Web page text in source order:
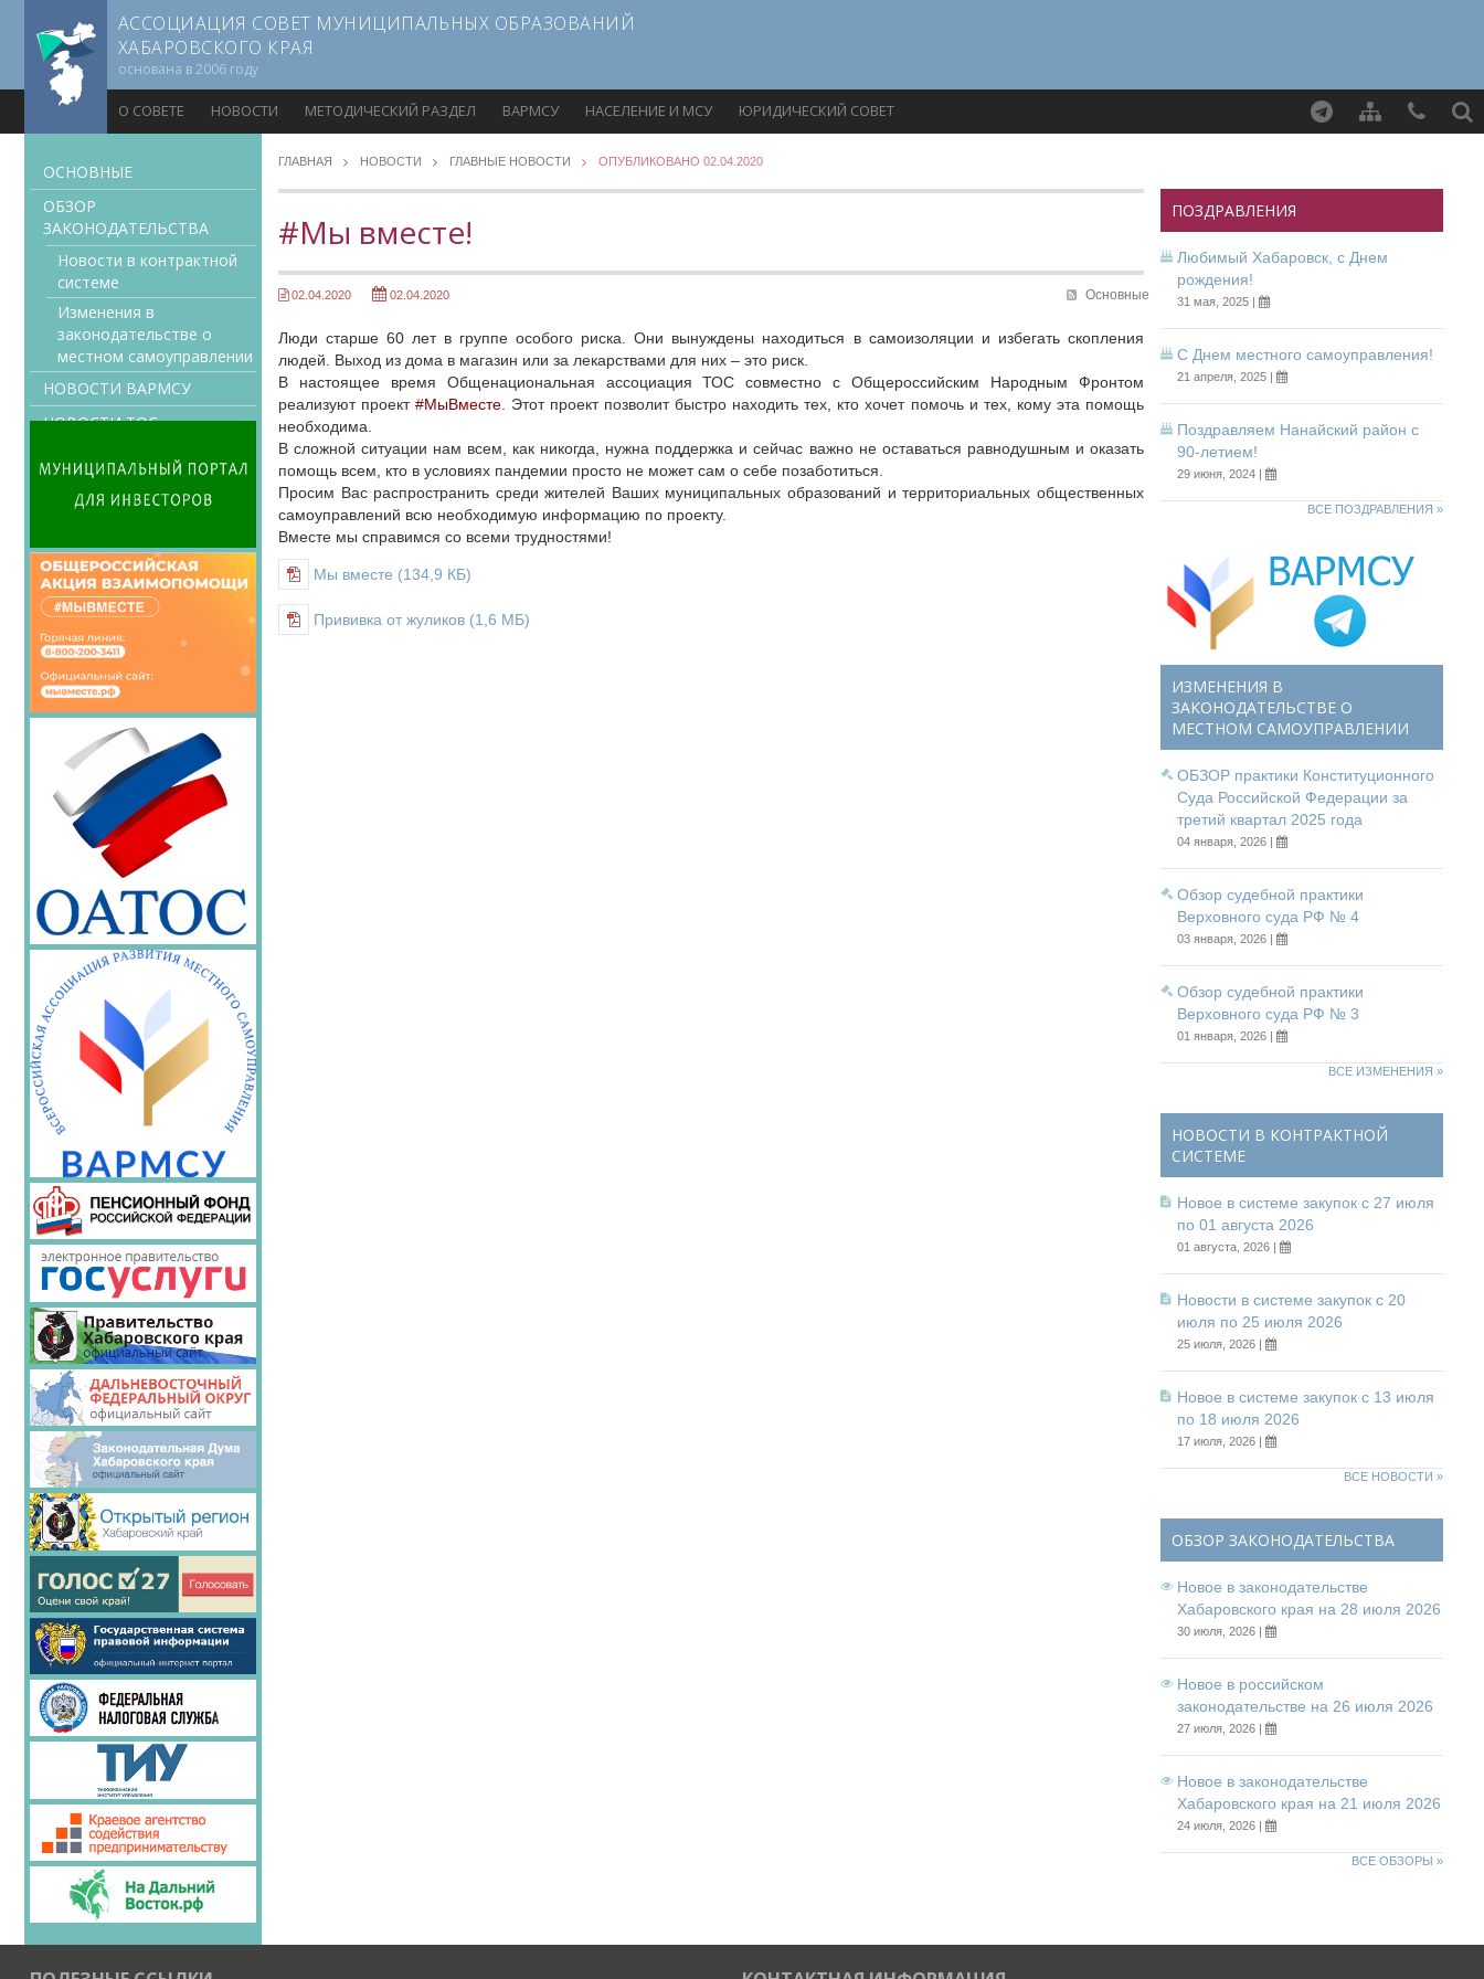
АССОЦИАЦИЯ СОВЕТ МУНИЦИПАЛЬНЫХ ОБРАЗОВАНИЙ
ХАБАРОВСКОГО КРАЯ
основана в 2006 году
О СОВЕТЕ НОВОСТИ МЕТОДИЧЕСКИЙ РАЗДЕЛ ВАРМСУ НАСЕЛЕНИЕ И МСУ ЮРИДИЧЕСКИЙ СОВЕТ
ОСНОВНЫЕ
ОБЗОР
ЗАКОНОДАТЕЛЬСТВА
Новости в контрактной
системе
Изменения в
законодательстве о
местном самоуправлении
НОВОСТИ ВАРМСУ
НОВОСТИ ТОС
ЗАСЕДАНИЯ СЪЕЗДОВ,
ПРАВЛЕНИЙ, КОМИТЕТОВ
НОВОСТИ
ПОЗДРАВЛЕНИЯ
ГЛАВНАЯ НОВОСТИ ГЛАВНЫЕ НОВОСТИ ОПУБЛИКОВАНО 02.04.2020
#Мы вместе!
02.04.2020 02.04.2020 Основные
Люди старше 60 лет в группе особого риска. Они вынуждены находиться в самоизоляции и избегать скопления
людей. Выход из дома в магазин или за лекарствами для них – это риск.
В настоящее время Общенациональная ассоциация ТОС совместно с Общероссийским Народным Фронтом
реализуют проект#МыВместе . Этот проект позволит быстро находить тех, кто хочет помочь и тех, кому эта помощь
необходима.
В сложной ситуации нам всем, как никогда, нужна поддержка и сейчас важно не оставаться равнодушным и оказать
помощь всем, кто в условиях пандемии просто не может сам о себе позаботиться.
Просим Вас распространить среди жителей Ваших муниципальных образований и территориальных общественных
самоуправлений всю необходимую информацию по проекту.
Вместе мы справимся со всеми трудностями!
Мы вместе (134,9 КБ)
Прививка от жуликов (1,6 МБ)
ПОЗДРАВЛЕНИЯ
Любимый Хабаровск, с Днем
рождения!
31 мая, 2025 |
С Днем местного самоуправления!
21 апреля, 2025 |
Поздравляем Нанайский район с
90-летием!
29 июня, 2024 |
ВСЕ ПОЗДРАВЛЕНИЯ »
ИЗМЕНЕНИЯ В
ЗАКОНОДАТЕЛЬСТВЕ О
МЕСТНОМ САМОУПРАВЛЕНИИ
ОБЗОР практики Конституционного
Суда Российской Федерации за
третий квартал 2025 года
04 января, 2026 |
Обзор судебной практики
Верховного суда РФ № 4
03 января, 2026 |
Обзор судебной практики
Верховного суда РФ № 3
01 января, 2026 |
ВСЕ ИЗМЕНЕНИЯ »
НОВОСТИ В КОНТРАКТНОЙ
СИСТЕМЕ
Новое в системе закупок с 27 июля
по 01 августа 2026
01 августа, 2026 |
Новости в системе закупок с 20
июля по 25 июля 2026
25 июля, 2026 |
Новое в системе закупок с 13 июля
по 18 июля 2026
17 июля, 2026 |
ВСЕ НОВОСТИ »
ОБЗОР ЗАКОНОДАТЕЛЬСТВА
Новое в законодательстве
Хабаровского края на 28 июля 2026
30 июля, 2026 |
Новое в российском
законодательстве на 26 июля 2026
27 июля, 2026 |
Новое в законодательстве
Хабаровского края на 21 июля 2026
24 июля, 2026 |
ВСЕ ОБЗОРЫ »